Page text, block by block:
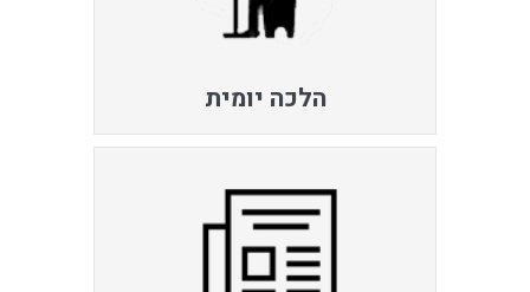
הלכה יומית